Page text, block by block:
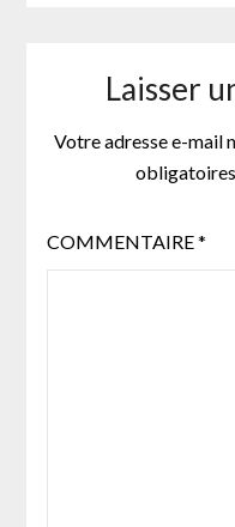
Laisser
Votre adresse e-mail
COMMENTAIRE*